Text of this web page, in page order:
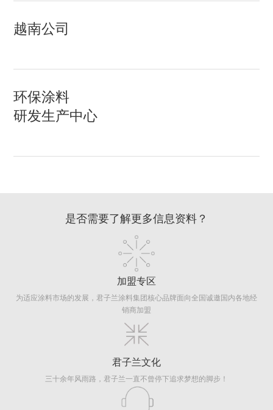
越南公司
环保涂料
研发生产中心
是否需要了解更多信息资料？
加盟专区
为适应涂料市场的发展，君子兰涂料集团核心品牌面向全国诚邀国内各地经
销商加盟
君子兰文化
三十余年风雨路，君子兰一直不曾停下追求梦想的脚步！